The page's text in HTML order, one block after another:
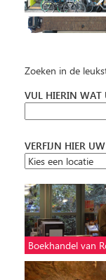
Zoeken in de
VUL HIERIN WAT
VERFIJN HIER
Boekhandel van